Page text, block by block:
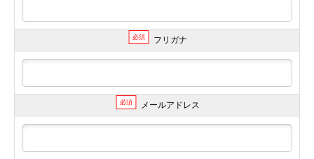
必須 フリガナ
必須 メールアドレス